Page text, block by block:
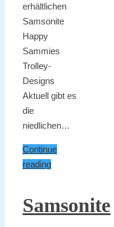
erhältlichen
Samsonite
Happy
Sammies
Trolley-
Designs
Aktuell gibt es
die
niedlichen…
Continue
reading
Samsonite